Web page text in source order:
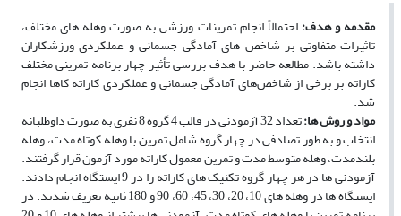
مقدمه و هدف:احتمالاً انجام تمرینات ورزشی به صورت وهله ­های مختلف،
تاثیرات متفاوتی بر شاخص­ های آمادگی جسمانی و عملکردی ورزشکاران
داشته باشد. مطالعه حاضر با هدف بررسی تأثیر چهار برنامه تمرینی مختلف
کاراته بر برخی ­از شاخص‌های آمادگی جسمانی و عملکردی کاراته کاها انجام
شد.
مواد و روش­ ها:تعداد 32 آزمودنی در قالب 4 گروه 8 نفری به­ صورت داوطلبانه
انتخاب و به طور تصادفی در چهار گروه شامل تمرین با وهله کوتاه ­مدت، وهله
بلندمدت، وهله متوسط مدت و تمرین معمول کاراته مورد آزمون قرار گرفتند.
آزمودنی­ ها در هر چهار گروه تکنیک­ های کاراته را در 9 ایستگاه انجام دادند.
ایستگاه­ ها در وهله­ های 10، 20، 30، 45، 60، 90 و 180 ثانیه تعریف شدند. در